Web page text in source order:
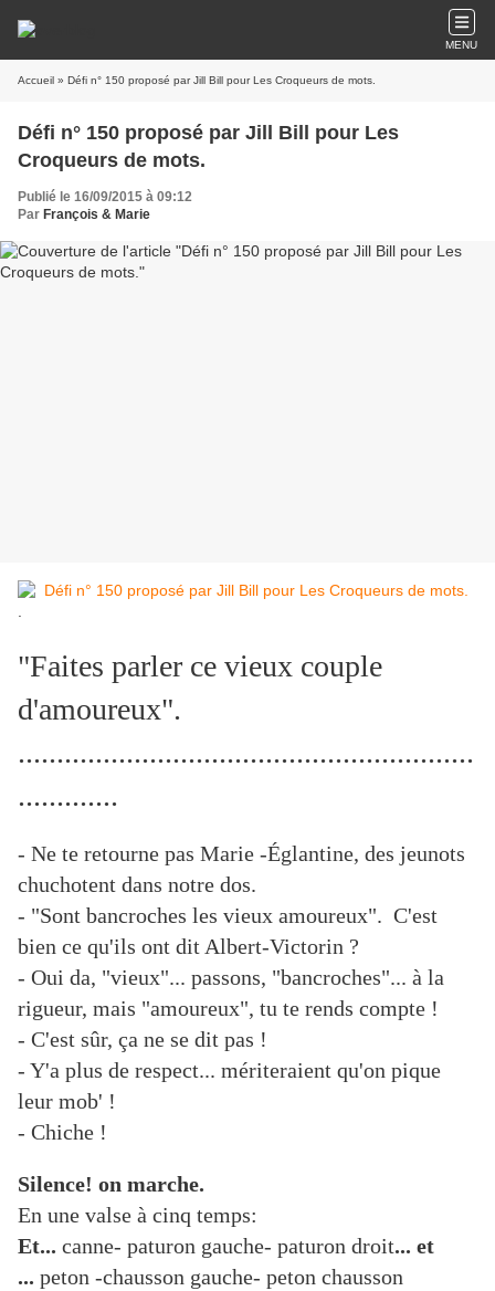
MENU
Accueil » Défi n° 150 proposé par Jill Bill pour Les Croqueurs de mots.
Défi n° 150 proposé par Jill Bill pour Les
Croqueurs de mots.
Publié le 16/09/2015 à 09:12
Par François & Marie
"Faites parler ce vieux couple
d'amoureux".
...........................................................
.............
- Ne te retourne pas Marie -Églantine, des jeunots
chuchotent dans notre dos.
- "Sont bancroches les vieux amoureux". C'est
bien ce qu'ils ont dit Albert-Victorin ?
- Oui da, "vieux"... passons, "bancroches"... à la
rigueur, mais "amoureux", tu te rends compte !
- C'est sûr, ça ne se dit pas !
- Y'a plus de respect... mériteraient qu'on pique
leur mob' !
- Chiche !
Silence! on marche.
En une valse à cinq temps:
Et... canne- paturon gauche- paturon droit... et
... peton -chausson gauche- peton chausson